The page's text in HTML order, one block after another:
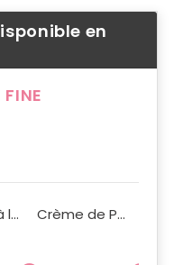
en
Moutarde à l'ancienne BIO Ma Pincée Bio pot 200g Crème de Parmesan à la Truffe Noire 90g